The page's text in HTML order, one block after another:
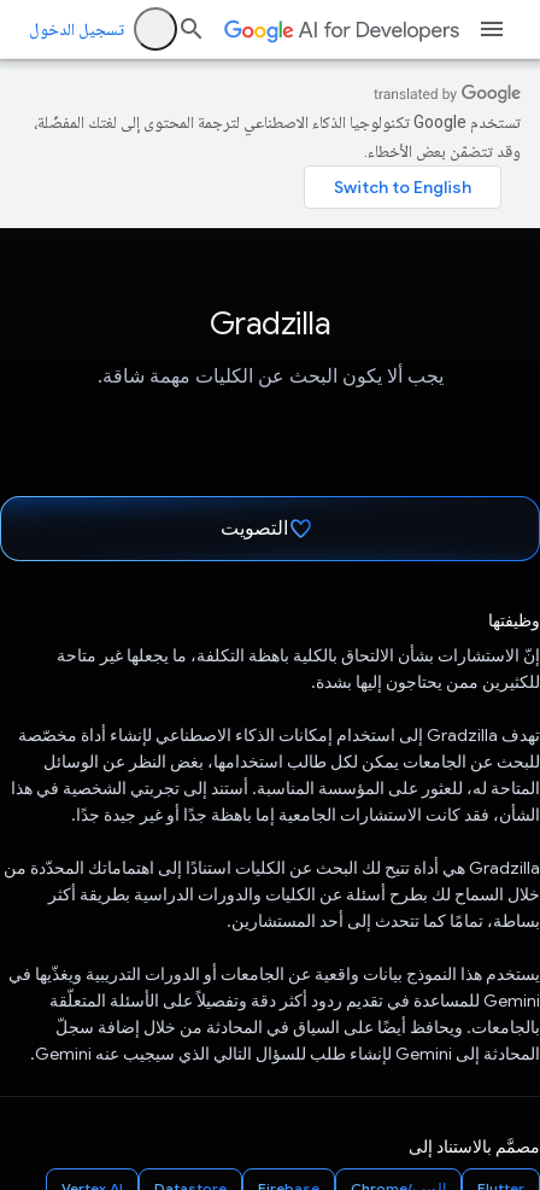
تسجيل الدخول
تستخدم Google تكنولوجيا الذكاء الاصطناعي لترجمة المحتوى إلى لغتك المفضّلة،
وقد تتضمّن بعض الأخطاء.
Gradzilla
يجب ألا يكون البحث عن الكليات مهمة شاقة.
التصويت
وظيفتها
إنّ الاستشارات بشأن الالتحاق بالكلية باهظة التكلفة، ما يجعلها غير متاحة
للكثيرين ممن يحتاجون إليها بشدة.
تهدف Gradzilla إلى استخدام إمكانات الذكاء الاصطناعي لإنشاء أداة مخصّصة
للبحث عن الجامعات يمكن لكل طالب استخدامها، بغض النظر عن الوسائل
المتاحة له، للعثور على المؤسسة المناسبة. أستند إلى تجربتي الشخصية في هذا
الشأن، فقد كانت الاستشارات الجامعية إما باهظة جدًا أو غير جيدة جدًا.
Gradzilla هي أداة تتيح لك البحث عن الكليات استنادًا إلى اهتماماتك المحدّدة من
خلال السماح لك بطرح أسئلة عن الكليات والدورات الدراسية بطريقة أكثر
بساطة، تمامًا كما تتحدث إلى أحد المستشارين.
يستخدم هذا النموذج بيانات واقعية عن الجامعات أو الدورات التدريبية ويغذّيها في
Gemini للمساعدة في تقديم ردود أكثر دقة وتفصيلاً على الأسئلة المتعلّقة
بالجامعات. ويحافظ أيضًا على السياق في المحادثة من خلال إضافة سجلّ
المحادثة إلى Gemini لإنشاء طلب للسؤال التالي الذي سيجيب عنه Gemini.
مصمَّم بالاستناد إلى